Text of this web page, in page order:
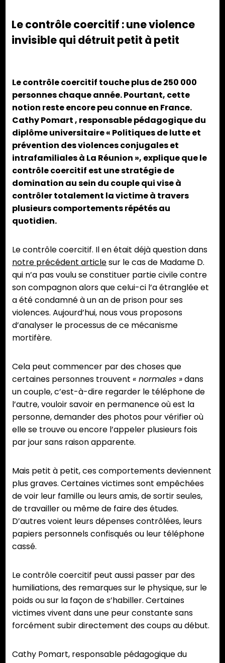
Le contrôle coercitif : une violence
invisible qui détruit petit à petit
Le contrôle coercitif touche plus de 250 000
personnes chaque année. Pourtant, cette
notion reste encore peu connue en France.
Cathy Pomart , responsable pédagogique du
diplôme universitaire « Politiques de lutte et
prévention des violences conjugales et
intrafamiliales à La Réunion », explique que le
contrôle coercitif est une stratégie de
domination au sein du couple qui vise à
contrôler totalement la victime à travers
plusieurs comportements répétés au
quotidien.
Le contrôle coercitif. Il en était déjà question dans
notre précédent articlesur le cas de Madame D.
qui n’a pas voulu se constituer partie civile contre
son compagnon alors que celui-ci l’a étranglée et
a été condamné à un an de prison pour ses
violences. Aujourd’hui, nous vous proposons
d’analyser le processus de ce mécanisme
mortifère.
Cela peut commencer par des choses que
certaines personnes trouvent « normales »dans
un couple, c’est-à-dire regarder le téléphone de
l’autre, vouloir savoir en permanence où est la
personne, demander des photos pour vérifier où
elle se trouve ou encore l’appeler plusieurs fois
par jour sans raison apparente.
Mais petit à petit, ces comportements deviennent
plus graves. Certaines victimes sont empêchées
de voir leur famille ou leurs amis, de sortir seules,
de travailler ou même de faire des études.
D’autres voient leurs dépenses contrôlées, leurs
papiers personnels confisqués ou leur téléphone
cassé.
Le contrôle coercitif peut aussi passer par des
humiliations, des remarques sur le physique, sur le
poids ou sur la façon de s’habiller. Certaines
victimes vivent dans une peur constante sans
forcément subir directement des coups au début.
Cathy Pomart, responsable pédagogique du